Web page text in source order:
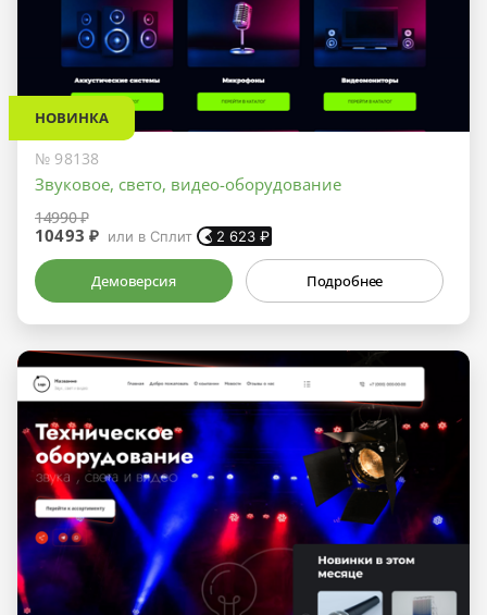
НОВИНКА
№ 98138
Звуковое, свето, видео-оборудование
14990 ₽
10493 ₽ или в Сплит 2 623 ₽
Демоверсия Подробнее